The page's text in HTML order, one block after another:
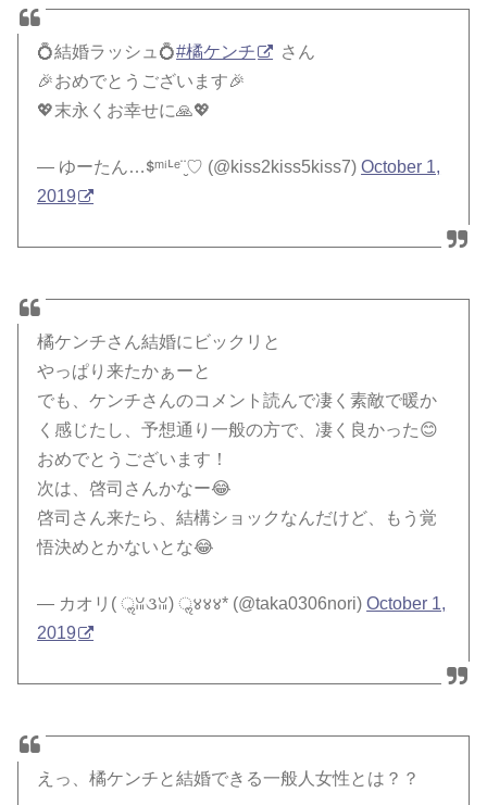
💍結婚ラッシュ💍#橘ケンチ
さん
🎉おめでとうございます🎉
💖末永くお幸せに🙏💖
— ゆーたん…ᙚᵐⁱᒻᵉ¨̮♡ (@kiss2kiss5kiss7)October 1,
2019
橘ケンチさん結婚にビックリと
やっぱり来たかぁーと
でも、ケンチさんのコメント読んで凄く素敵で暖か
く感じたし、予想通り一般の方で、凄く良かった😊
おめでとうございます！
次は、啓司さんかなー😂
啓司さん来たら、結構ショックなんだけど、もう覚
悟決めとかないとな😂
— カオリ( ॢꈍ૩ꈍ) ॢ४४४* (@taka0306nori)October 1,
2019
えっ、橘ケンチと結婚できる一般人女性とは？？